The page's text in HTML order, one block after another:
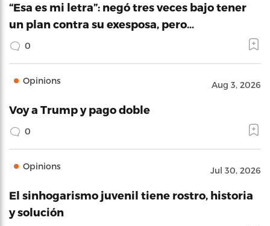
“Esa es mi letra”: negó tres veces bajo tener
un plan contra su exesposa, pero…
0
Opinions Aug 3, 2026
Voy a Trump y pago doble
0
Opinions Jul 30, 2026
El sinhogarismo juvenil tiene rostro, historia
y solución